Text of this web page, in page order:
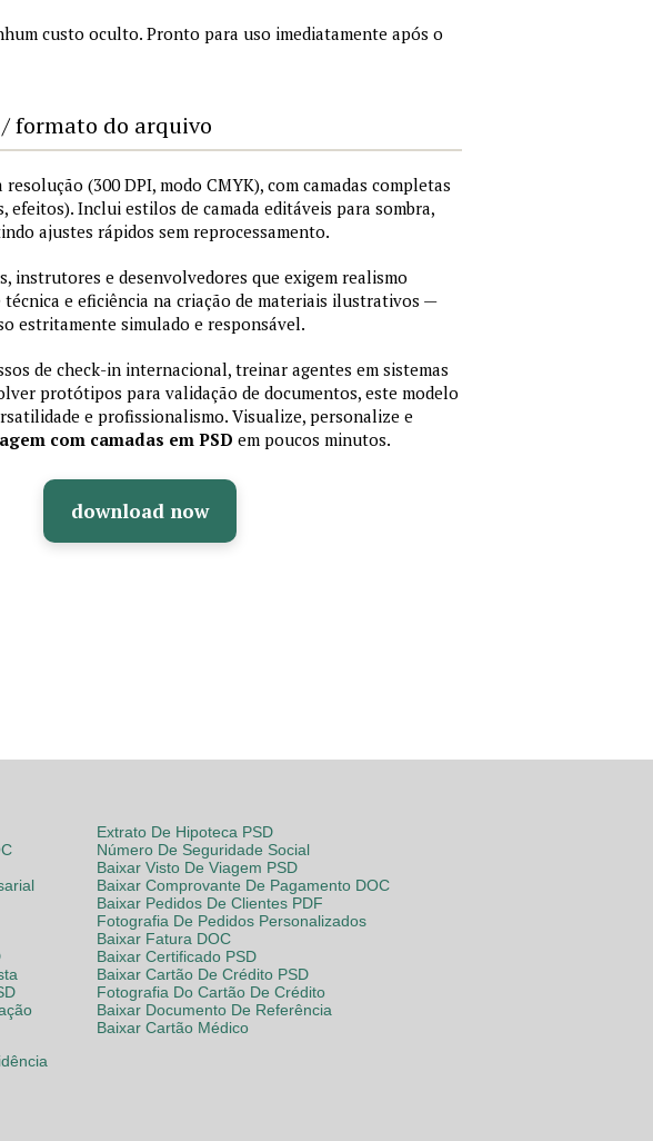
custo oculto. Pronto para uso imediatamente após o
formato do arquivo
(300 DPI, modo CMYK), com camadas completas
efeitos). Inclui estilos de camada editáveis para sombra,
ajustes rápidos sem reprocessamento.
instrutores e desenvolvedores que exigem realismo
e eficiência na criação de materiais ilustrativos —
estritamente simulado e responsável.
de check-in internacional, treinar agentes em sistemas
protótipos para validação de documentos, este modelo
e profissionalismo. Visualize, personalize e
com camadas em PSD em poucos minutos.
download now
Extrato De Hipoteca PSD
Número De Seguridade Social
Baixar Visto De Viagem PSD
Baixar Comprovante De Pagamento DOC
Baixar Pedidos De Clientes PDF
Fotografia De Pedidos Personalizados
Baixar Fatura DOC
Baixar Certificado PSD
Baixar Cartão De Crédito PSD
Fotografia Do Cartão De Crédito
Baixar Documento De Referência
Baixar Cartão Médico